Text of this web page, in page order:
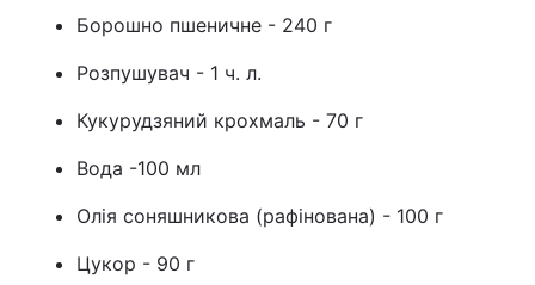
Борошно пшеничне - 240 г
Розпушувач - 1 ч. л.
Кукурудзяний крохмаль - 70 г
Вода -100 мл
Олія соняшникова (рафінована) - 100 г
Цукор - 90 г